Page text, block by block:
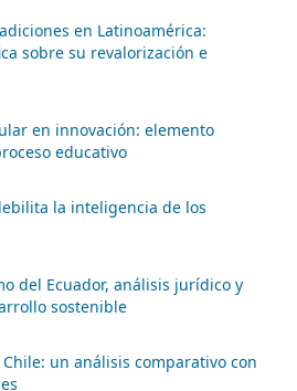
en Latinoamérica:
sobre su revalorización e
en innovación: elemento
educativo
la inteligencia de los
del Ecuador, análisis jurídico y
sostenible
un análisis comparativo con